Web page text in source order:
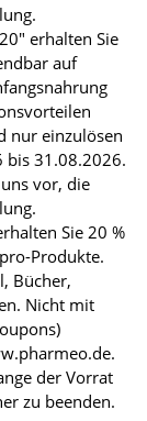
erhalten Sie
auf
nur einzulösen
bis 31.08.2026.
vor, die
Sie 20 %
Produkte.
Bücher,
Nicht mit
der Vorrat
zu beenden.